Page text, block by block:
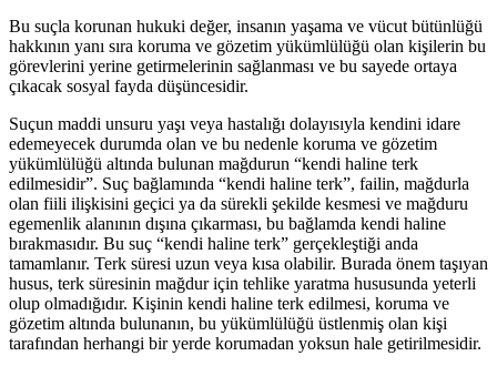
Bu suçla korunan hukuki değer, insanın yaşama ve vücut bütünlüğü
hakkının yanı sıra koruma ve gözetim yükümlülüğü olan kişilerin bu
görevlerini yerine getirmelerinin sağlanması ve bu sayede ortaya
çıkacak sosyal fayda düşüncesidir.
Suçun maddi unsuru yaşı veya hastalığı dolayısıyla kendini idare
edemeyecek durumda olan ve bu nedenle koruma ve gözetim
yükümlülüğü altında bulunan mağdurun “kendi haline terk
edilmesidir”. Suç bağlamında “kendi haline terk”, failin, mağdurla
olan fiili ilişkisini geçici ya da sürekli şekilde kesmesi ve mağduru
egemenlik alanının dışına çıkarması, bu bağlamda kendi haline
bırakmasıdır. Bu suç “kendi haline terk” gerçekleştiği anda
tamamlanır. Terk süresi uzun veya kısa olabilir. Burada önem taşıyan
husus, terk süresinin mağdur için tehlike yaratma hususunda yeterli
olup olmadığıdır. Kişinin kendi haline terk edilmesi, koruma ve
gözetim altında bulunanın, bu yükümlülüğü üstlenmiş olan kişi
tarafından herhangi bir yerde korumadan yoksun hale getirilmesidir.